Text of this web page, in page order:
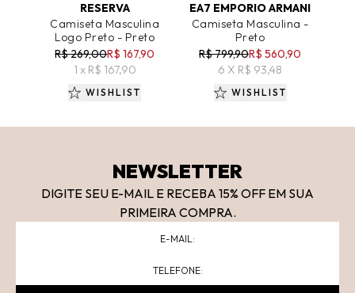
RESERVA
Camiseta Masculina
Logo Preto - Preto
R$ 269,00R$ 167,90
1 x R$ 167,90
WISHLIST
EA7 EMPORIO ARMANI
Camiseta Masculina -
Preto
R$ 799,90R$ 560,90
6 X R$ 93,48
WISHLIST
NEWSLETTER
DIGITE SEU E-MAIL E RECEBA 15% OFF EM SUA
PRIMEIRA COMPRA.